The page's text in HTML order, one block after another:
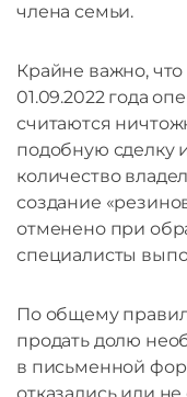
члена семьи.
Крайне важно,
01.09.2022 года
считаются
подобную сделку
количество
создание
отменено при
специалисты
По общему
продать долю
в письменной